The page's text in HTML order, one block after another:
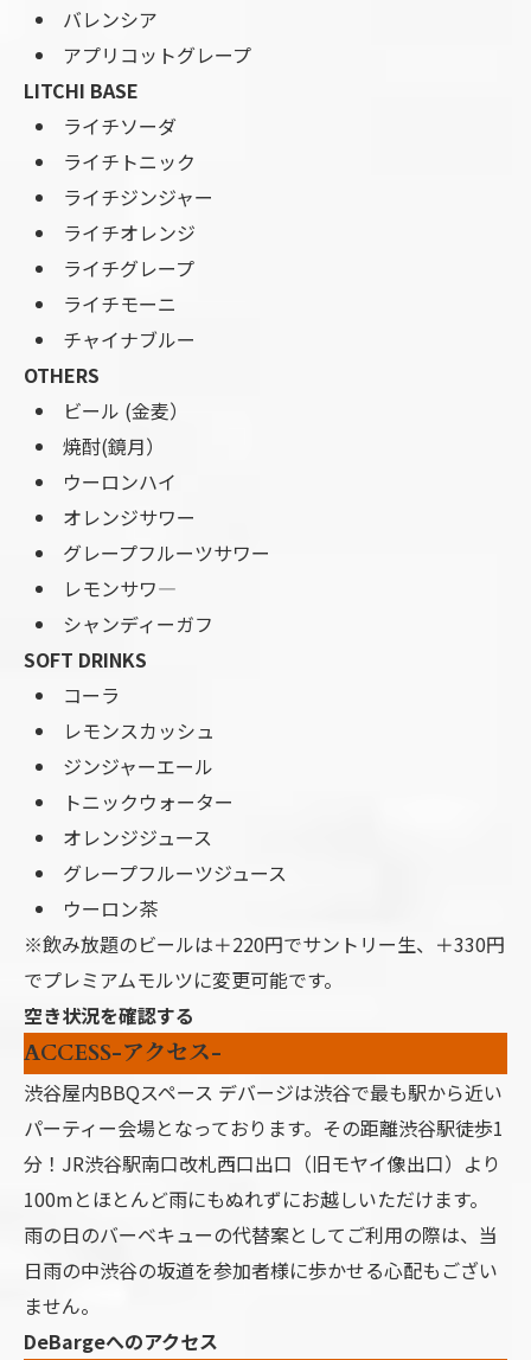
バレンシア
アプリコットグレープ
LITCHI BASE
ライチソーダ
ライチトニック
ライチジンジャー
ライチオレンジ
ライチグレープ
ライチモーニ
チャイナブルー
OTHERS
ビール (金麦）
焼酎(鏡月）
ウーロンハイ
オレンジサワー
グレープフルーツサワー
レモンサワ―
シャンディーガフ
SOFT DRINKS
コーラ
レモンスカッシュ
ジンジャーエール
トニックウォーター
オレンジジュース
グレープフルーツジュース
ウーロン茶
※飲み放題のビールは＋220円でサントリー生、＋330円
でプレミアムモルツに変更可能です。
空き状況を確認する
ACCESS-アクセス-
渋谷屋内BBQスペース デバージは渋谷で最も駅から近い
パーティー会場となっております。その距離渋谷駅徒歩1
分！JR渋谷駅南口改札西口出口（旧モヤイ像出口）より
100mとほとんど雨にもぬれずにお越しいただけます。
雨の日のバーベキューの代替案としてご利用の際は、当
日雨の中渋谷の坂道を参加者様に歩かせる心配もござい
ません。
DeBargeへのアクセス